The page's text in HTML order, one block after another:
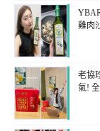
雞肉
老協
氣!